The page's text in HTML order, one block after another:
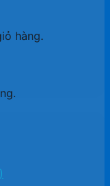
hàng.